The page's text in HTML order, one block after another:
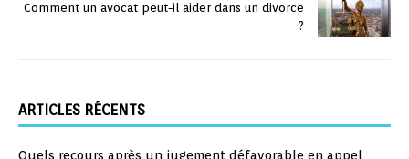
Comment un avocat peut-il aider dans un divorce
?
ARTICLES RÉCENTS
Quels recours après un jugement défavorable en appel